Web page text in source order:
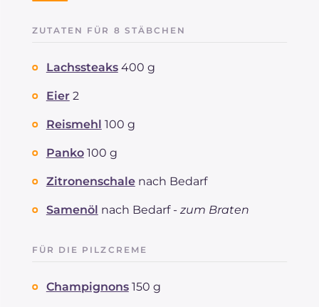
ZUTATEN FÜR 8 STÄBCHEN
Lachssteaks 400 g
Eier 2
Reismehl 100 g
Panko 100 g
Zitronenschale nach Bedarf
Samenöl nach Bedarf - zum Braten
FÜR DIE PILZCREME
Champignons 150 g